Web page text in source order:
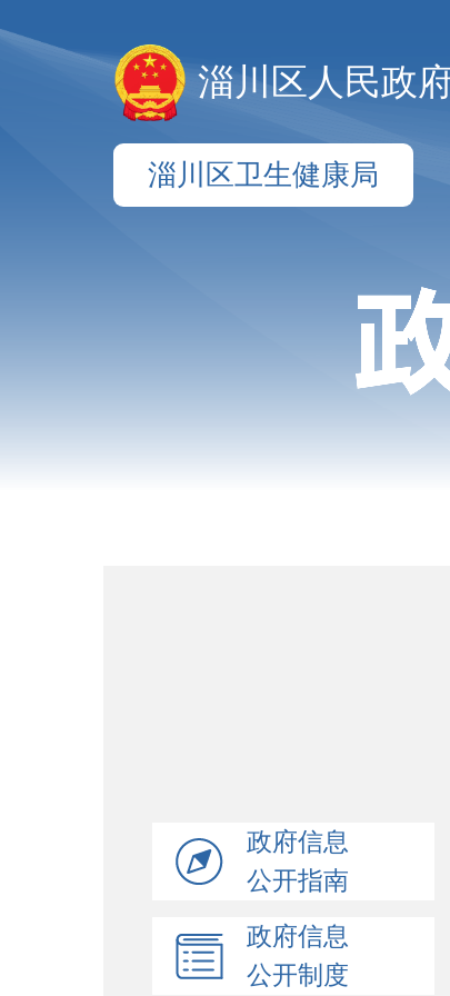
淄川区人民政
淄川区卫生健康局
政府信息
公开指南
政府信息
公开制度